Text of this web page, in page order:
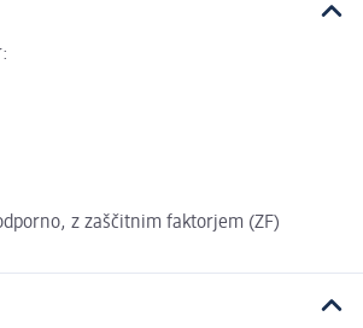
z zaščitnim faktorjem (ZF)